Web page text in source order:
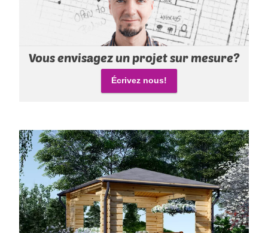
Vous envisagez un projet sur mesure?
Écrivez nous!